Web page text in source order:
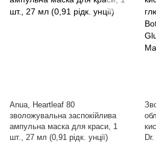
Anua, Heartleaf 80
зволожувальна заспокійлива
ампульна маска для краси, 1
шт., 27 мл (0,91 рідк. унції)